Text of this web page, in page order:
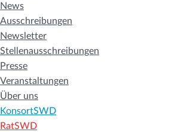
News
Ausschreibungen
Newsletter
Stellenausschreibungen
Presse
Veranstaltungen
Über uns
KonsortSWD
RatSWD